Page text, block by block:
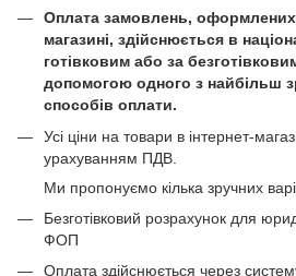
Оплата замовлень, оформлених
магазині, здійснюється в
готівковим або за
допомогою одного з найбільш
способів оплати.
Усі ціни на товари в інтернет-
урахуванням ПДВ.
Ми пропонуємо кілька зручних
Безготівковий розрахунок для
ФОП
Оплата здійснюється через